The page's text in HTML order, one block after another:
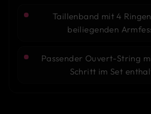
Taillenband mit 4
beiliegenden
Passender Ouvert-String
Schritt im Set